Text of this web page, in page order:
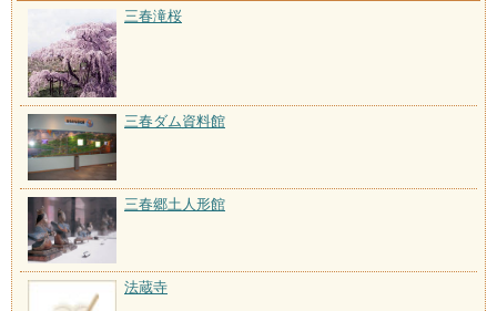
三春滝桜
三春ダム資料館
三春郷土人形館
法蔵寺